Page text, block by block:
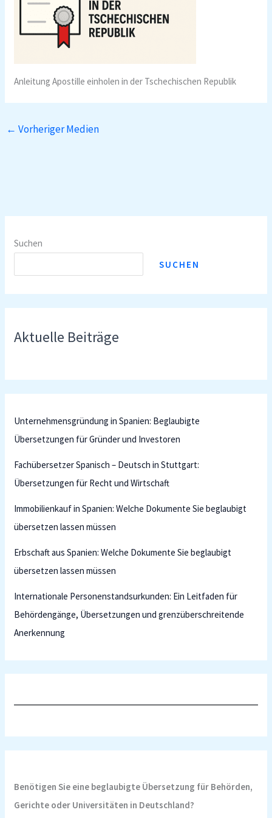
Anleitung Apostille einholen in der Tschechischen Republik
← Vorheriger Medien
Suchen
SUCHEN
Aktuelle Beiträge
Unternehmensgründung in Spanien: Beglaubigte
Übersetzungen für Gründer und Investoren
Fachübersetzer Spanisch – Deutsch in Stuttgart:
Übersetzungen für Recht und Wirtschaft
Immobilienkauf in Spanien: Welche Dokumente Sie beglaubigt
übersetzen lassen müssen
Erbschaft aus Spanien: Welche Dokumente Sie beglaubigt
übersetzen lassen müssen
Internationale Personenstandsurkunden: Ein Leitfaden für
Behördengänge, Übersetzungen und grenzüberschreitende
Anerkennung
Benötigen Sie eine beglaubigte Übersetzung für Behörden,
Gerichte oder Universitäten in Deutschland?